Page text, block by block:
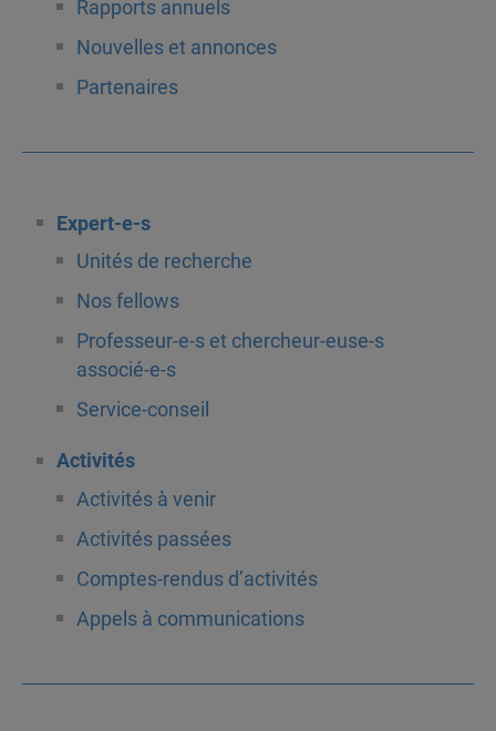
Rapports annuels
Nouvelles et annonces
Partenaires
Expert-e-s
Unités de recherche
Nos fellows
Professeur-e-s et chercheur-euse-s
associé-e-s
Service-conseil
Activités
Activités à venir
Activités passées
Comptes-rendus d’activités
Appels à communications